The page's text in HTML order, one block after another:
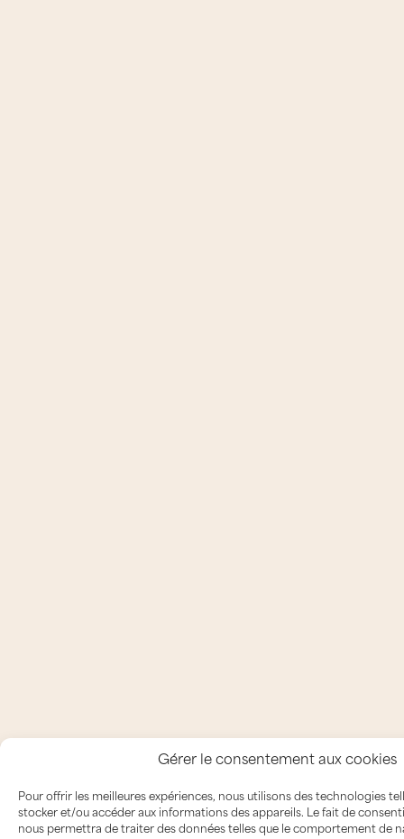
Gérer le consentement aux cookies
Pour offrir les meilleures expériences, nous utilisons des technologies
stocker et/ou accéder aux informations des appareils. Le fait de
nous permettra de traiter des données telles que le comportement de